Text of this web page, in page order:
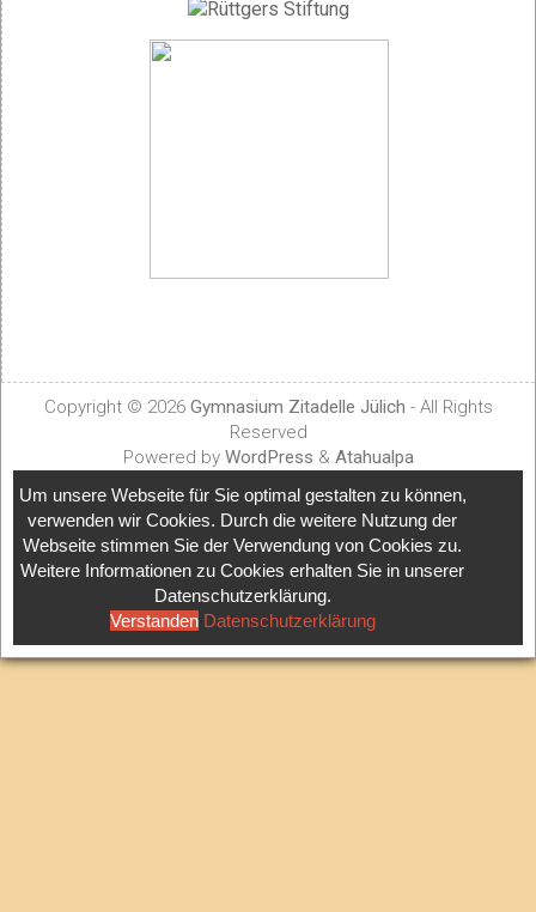
Copyright © 2026 Gymnasium Zitadelle Jülich - All Rights
Reserved
Powered by WordPress & Atahualpa
Um unsere Webseite für Sie optimal gestalten zu können,
verwenden wir Cookies. Durch die weitere Nutzung der
Webseite stimmen Sie der Verwendung von Cookies zu.
Weitere Informationen zu Cookies erhalten Sie in unserer
Datenschutzerklärung.
Verstanden Datenschutzerklärung